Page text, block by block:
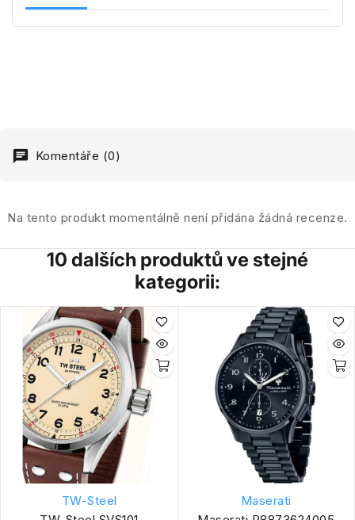
Komentáře (0)
Na tento produkt momentálně není přidána žádná recenze.
10 dalších produktů ve stejné
kategorii:
TW-Steel
Maserati